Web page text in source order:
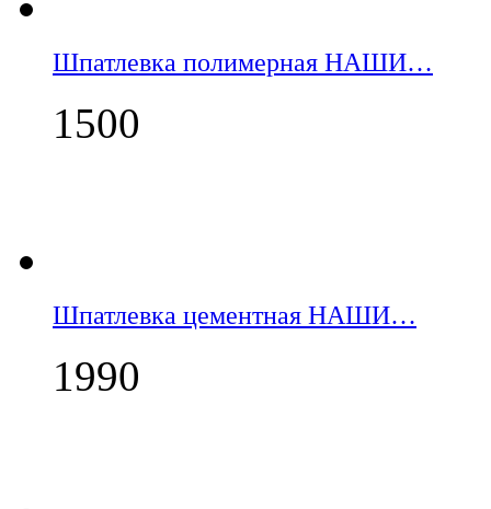
Шпатлевка полимерная НАШИ…
1500
Шпатлевка цементная НАШИ…
1990